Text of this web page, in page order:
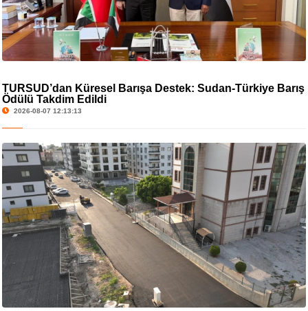
TURSUD’dan Küresel Barışa Destek: Sudan-Türkiye Barış
Ödülü Takdim Edildi
2026-08-07 12:13:13